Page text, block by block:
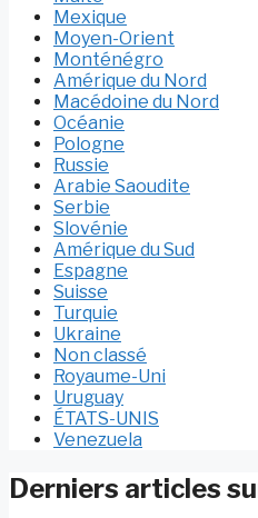
Mexique
Moyen-Orient
Monténégro
Amérique du Nord
Macédoine du Nord
Océanie
Pologne
Russie
Arabie Saoudite
Serbie
Slovénie
Amérique du Sud
Espagne
Suisse
Turquie
Ukraine
Non classé
Royaume-Uni
Uruguay
ÉTATS-UNIS
Venezuela
Derniers articles